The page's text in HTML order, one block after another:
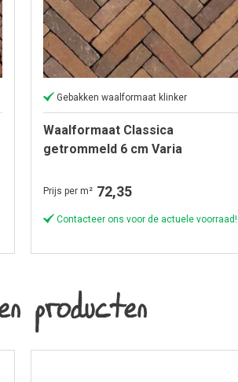
Gebakken waalformaat klinker
Waalformaat Classica
getrommeld 6 cm Varia
Prijs per m² 72,35
Contacteer ons voor de actuele voorraad!
producten